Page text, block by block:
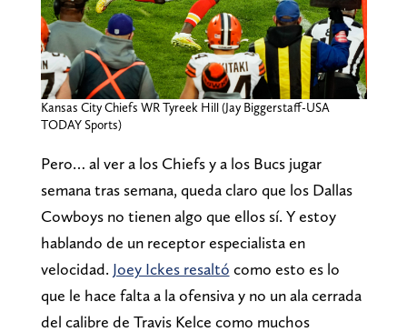
Kansas City Chiefs WR Tyreek Hill (Jay Biggerstaff-USA
TODAY Sports)
Pero… al ver a los Chiefs y a los Bucs jugar
semana tras semana, queda claro que los Dallas
Cowboys no tienen algo que ellos sí. Y estoy
hablando de un receptor especialista en
velocidad. Joey Ickes resaltó como esto es lo
que le hace falta a la ofensiva y no un ala cerrada
del calibre de Travis Kelce como muchos